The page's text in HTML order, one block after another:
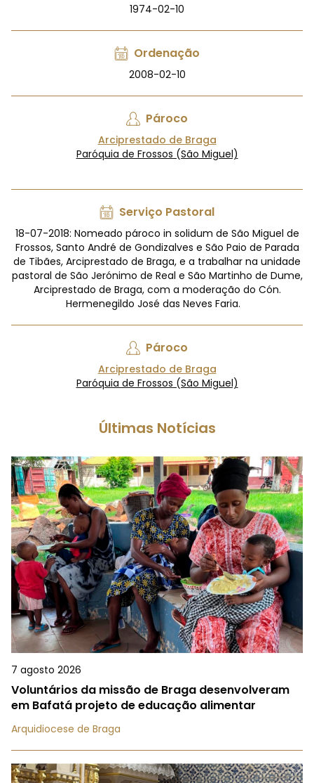
1974-02-10
Ordenação
2008-02-10
Pároco
Arciprestado de Braga
Paróquia de Frossos (São Miguel)
Serviço Pastoral
18-07-2018: Nomeado pároco in solidum de São Miguel de
Frossos, Santo André de Gondizalves e São Paio de Parada
de Tibães, Arciprestado de Braga, e a trabalhar na unidade
pastoral de São Jerónimo de Real e São Martinho de Dume,
Arciprestado de Braga, com a moderação do Cón.
Hermenegildo José das Neves Faria.
Pároco
Arciprestado de Braga
Paróquia de Frossos (São Miguel)
Últimas Notícias
7 agosto 2026
Voluntários da missão de Braga desenvolveram
em Bafatá projeto de educação alimentar
Arquidiocese de Braga